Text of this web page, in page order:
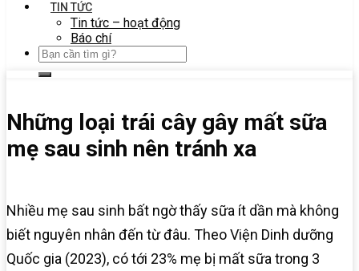
TIN TỨC
Tin tức – hoạt động
Báo chí
Những loại trái cây gây mất sữa
mẹ sau sinh nên tránh xa
Nhiều mẹ sau sinh bất ngờ thấy sữa ít dần mà không
biết nguyên nhân đến từ đâu. Theo Viện Dinh dưỡng
Quốc gia (2023), có tới 23% mẹ bị mất sữa trong 3